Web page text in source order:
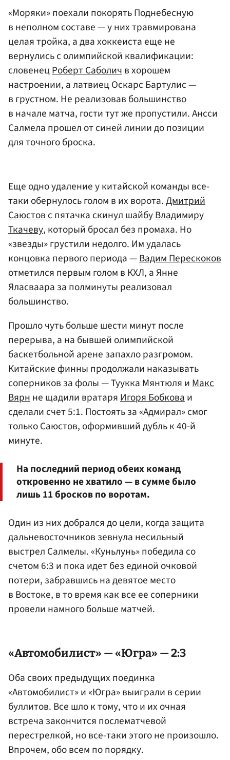
«Моряки» поехали покорять Поднебесную
в неполном составе — у них травмирована
целая тройка, а два хоккеиста еще не
вернулись с олимпийской квалификации:
словенецРоберт Саболичв хорошем
настроении, а латвиец Оскарс Бартулис —
в грустном. Не реализовав большинство
в начале матча, гости тут же пропустили. Ансси
Салмела прошел от синей линии до позиции
для точного броска.
Еще одно удаление у китайской команды все-
таки обернулось голом в их ворота.Дмитрий
Саюстовс пятачка скинул шайбуВладимиру
Ткачеву, который бросал без промаха. Но
«звезды» грустили недолго. Им удалась
концовка первого периода —Вадим Перескоков
отметился первым голом в КХЛ, а Янне
Яласваара за полминуты реализовал
большинство.
Прошло чуть больше шести минут после
перерыва, а на бывшей олимпийской
баскетбольной арене запахло разгромом.
Китайские финны продолжали наказывать
соперников за фолы — Туукка Мянтюля иМакс
Вярнне щадили вратаряИгоря Бобковаи
сделали счет 5:1. Постоять за «Адмирал» смог
только Саюстов, оформивший дубль к 40-й
минуте.
На последний период обеих команд
откровенно не хватило — в сумме было
лишь 11 бросков по воротам.
Один из них добрался до цели, когда защита
дальневосточников зевнула несильный
выстрел Салмелы. «Куньлунь» победила со
счетом 6:3 и пока идет без единой очковой
потери, забравшись на девятое место
в Востоке, в то время как все ее соперники
провели намного больше матчей.
«Автомобилист» — «Югра» — 2:3
Оба своих предыдущих поединка
«Автомобилист» и «Югра» выиграли в серии
буллитов. Все шло к тому, что и их очная
встреча закончится послематчевой
перестрелкой, но все-таки этого не произошло.
Впрочем, обо всем по порядку.